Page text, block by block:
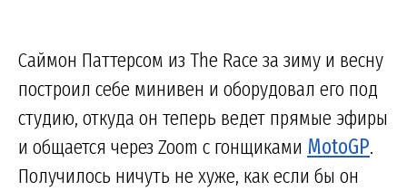
Саймон Паттерсом из The Race за зиму и весну
построил себе минивен и оборудовал его под
студию, откуда он теперь ведет прямые эфиры
и общается через Zoom с гонщиками MotoGP.
Получилось ничуть не хуже, как если бы он